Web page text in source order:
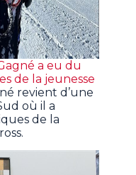
a eu du
de la jeunesse
revient d’une
où il a
de la